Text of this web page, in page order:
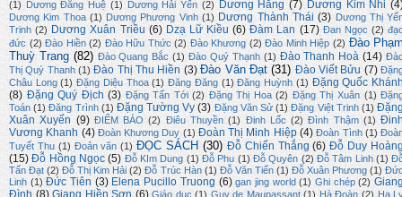
(1)
Dương Đăng Huệ (1) Dương Hải Yến (2) Dương Hằng (7) Dương Kim Nhi
Dương Kim Thoa (1) Dương Phương Vinh (1) Dương Thành Thái (3) Dương Thị
Trinh (2) Dương Xuân Triều (6) Dzạ Lữ Kiều (6) Đàm Lan (17) Đan Ngọc (2)
đức (2) Đào Hiền (2) Đào Hữu Thức (2) Đào Khương (2) Đào Minh Hiệp (2) Đào
Thuỳ Trang (82) Đào Quang Bắc (1) Đào Quý Thạnh (1) Đào Thanh Hoà (14)
Thị Quý Thanh (1) Đào Thị Thu Hiền (3) Đào Văn Đạt (31) Đào Viết Bửu (7)
Châu Long (1) Đặng Diệu Thoa (1) Đăng Đăng (1) Đăng Huỳnh (1) Đặng Quốc
(8) Đặng Quý Địch (3) Đặng Tấn Tới (2) Đặng Thị Hoa (2) Đặng Thị Xuân (1)
Toán (1) Đăng Trình (1) Đặng Tường Vy (3) Đặng Văn Sử (1) Đặng Việt Trinh (1)
Xuân Xuyến (9) ĐIỂM BÁO (2) Điêu Thuyền (1) Đinh Lốc (2) Đình Thậm (1)
Vương Khanh (4) Đoàn Khương Duy (1) Đoàn Thị Minh Hiệp (4) Đoàn Tình (1)
Tuyết Thu (1) Đoản văn (1) ĐỌC SÁCH (30) Đỗ Chiến Thắng (6) Đỗ Duy
(15) Đỗ Hồng Ngọc (5) Đỗ KIm Dung (1) Đỗ Phu (1) Đỗ Quyên (2) Đỗ Tâm Linh (1)
Tấn Đạt (2) Đỗ Thị Kim Hải (2) Đỗ Trúc Hàn (1) Đỗ Văn Tiến (1) Đỗ Xuân Phương (1)
Linh (1) Đức Tiên (3) Elena Pucillo Truong (6) gan jing world (1) Ghi chép (2)
Giáo dục (1) Guy de Maupassant (1) Hà Đoàn (2) Hạ